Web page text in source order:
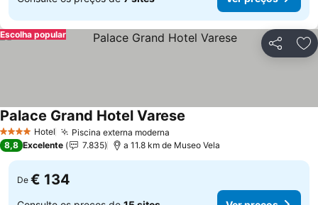
Partilhar
Escolha popular
4 EstrelasHotel Piscina externa moderna
Palace Grand Hotel Varese
8,8 Excelente 7.835 a 11.8 km de Museo Vela
De € 134